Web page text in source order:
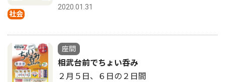
社会
2020.01.31
座間
相武台前でちょい呑み
２月５日、６日の２日間